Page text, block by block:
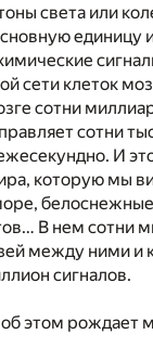
света или
единицу
сети клеток
сотни
сотни
И
которую мы
В нем сотни
между ними и
сигналов.
этом рождает